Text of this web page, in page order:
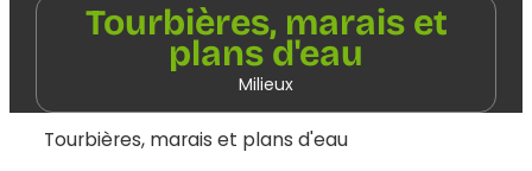
Tourbières, marais et
plans d'eau
Milieux
Tourbières, marais et plans d'eau